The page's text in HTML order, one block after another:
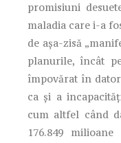
promisiuni
maladia care i-a
de așa-zisă
planurile, încât
împovărat în
ca și a
cum altfel când
176.849